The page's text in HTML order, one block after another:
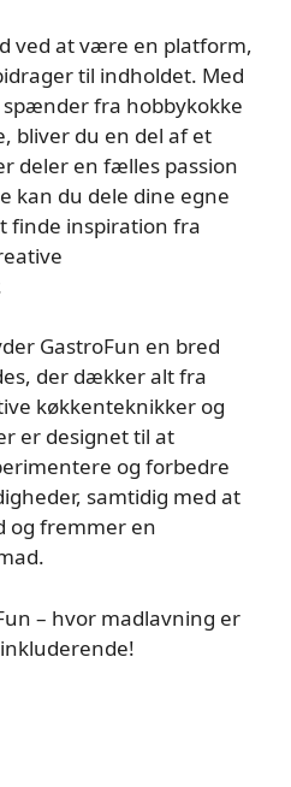
ved at være en platform,
til indholdet. Med
fra hobbykokke
bliver du en del af et
deler en fælles passion
kan du dele dine egne
finde inspiration fra
GastroFun en bred
der dækker alt fra
køkkenteknikker og
er designet til at
og forbedre
samtidig med at
og fremmer en
– hvor madlavning er